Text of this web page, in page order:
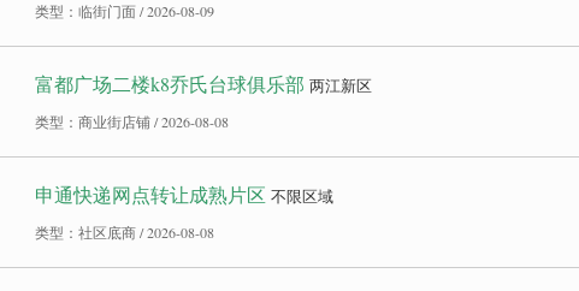
类型：临街门面 / 2026-08-09
富都广场二楼k8乔氏台球俱乐部 两江新区
类型：商业街店铺 / 2026-08-08
申通快递网点转让成熟片区 不限区域
类型：社区底商 / 2026-08-08